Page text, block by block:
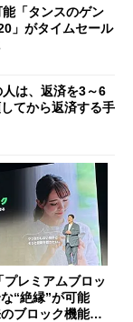
「タンスのゲン
」がタイムセール
は、返済を3～6
てから返済する手
プレミアムブロッ
“絶縁”が可能
ブロック機能と